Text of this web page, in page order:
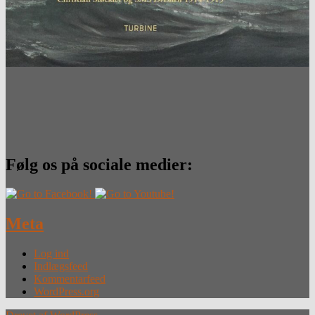
Følg os på sociale medier:
Meta
Log ind
Indlægsfeed
Kommentarfeed
WordPress.org